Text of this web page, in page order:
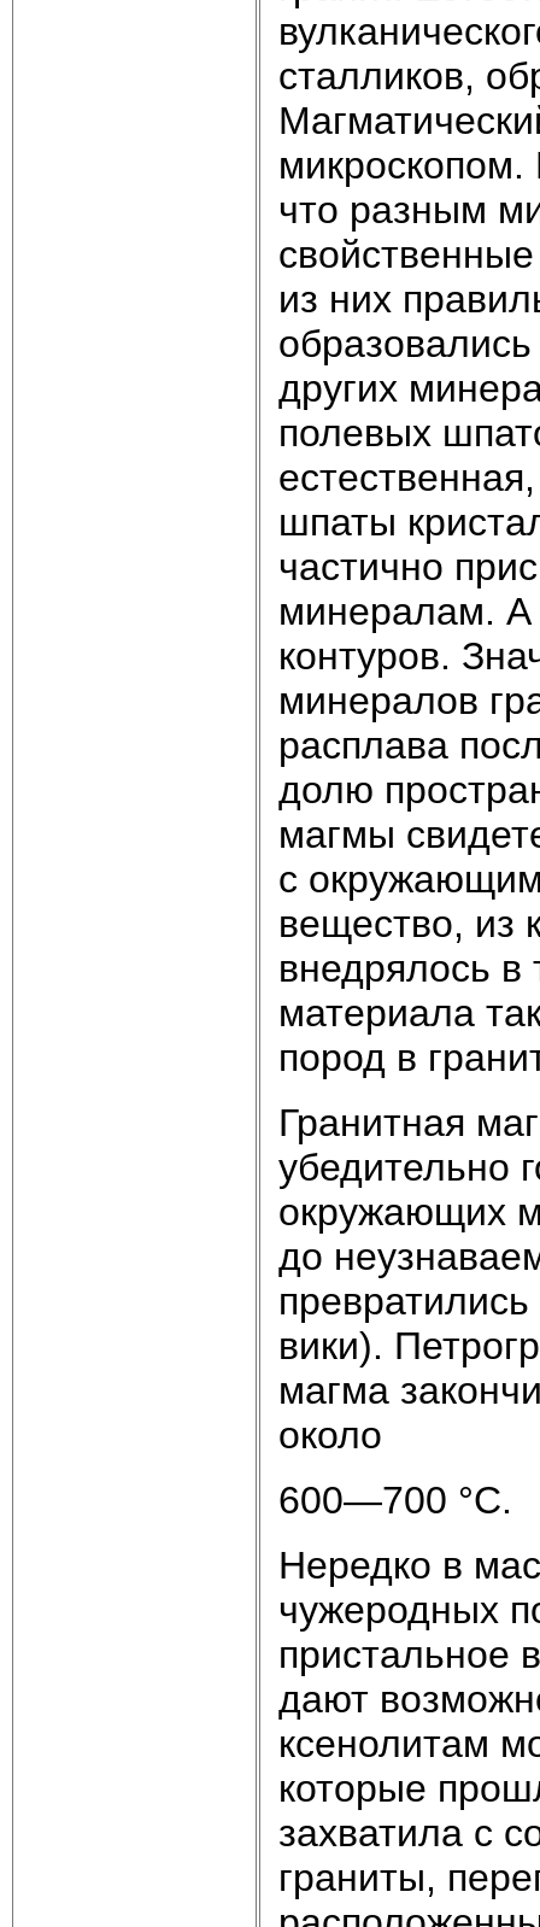
сталликов,
что разным
из них
других
полевых
шпаты
частично
минералам. А
контуров.
минералов
расплава
долю
магмы
с
вещество, из
внедрялось
материала
пород в
Гранитная
убедительно
окружающих
до
вики).
магма
около
600—700 °С.
Нередко в
чуже­родных
пристальное
дают
ксенолитам
которые
захватила с
граниты,